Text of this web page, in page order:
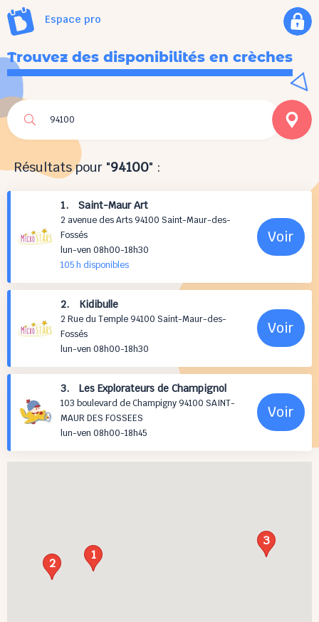
Espace pro
Trouvez des disponibilités en crèches
Résultats pour "94100" :
1. Saint-Maur Art
2 avenue des Arts 94100 Saint-Maur-des-
Fossés
lun-ven 08h00-18h30
105 h disponibles
Voir
2. Kidibulle
2 Rue du Temple 94100 Saint-Maur-des-
Fossés
lun-ven 08h00-18h30
Voir
3. Les Explorateurs de Champignol
103 boulevard de Champigny 94100 SAINT-
MAUR DES FOSSEES
lun-ven 08h00-18h45
Voir
1
2
3